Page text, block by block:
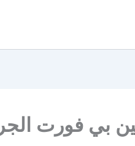
بي فورت